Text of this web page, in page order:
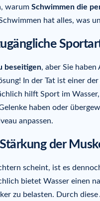
warum Schwimmen die
hat alles, was
beseitigen, aber Sie
In der Tat ist einer
hilft Sport im
haben oder
anpassen.
der
scheint, ist es
bietet Wasser einen
zu belasten. Durch